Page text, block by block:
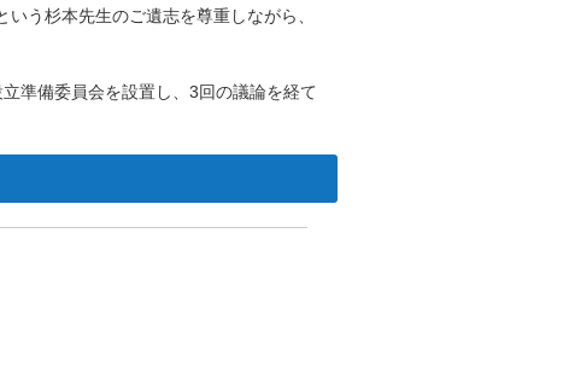
う杉本先生のご遺志を尊重しながら、
準備委員会を設置し、3回の議論を経て